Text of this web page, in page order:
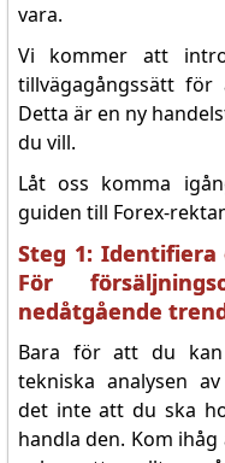
vara.
Vi kommer att
tillvägagångssätt
Detta är en ny
du vill.
Låt oss komma
guiden till Forex-
Steg 1:
För
nedåtgående
Bara för att du
tekniska analysen
det inte att du ska
handla den. Kom